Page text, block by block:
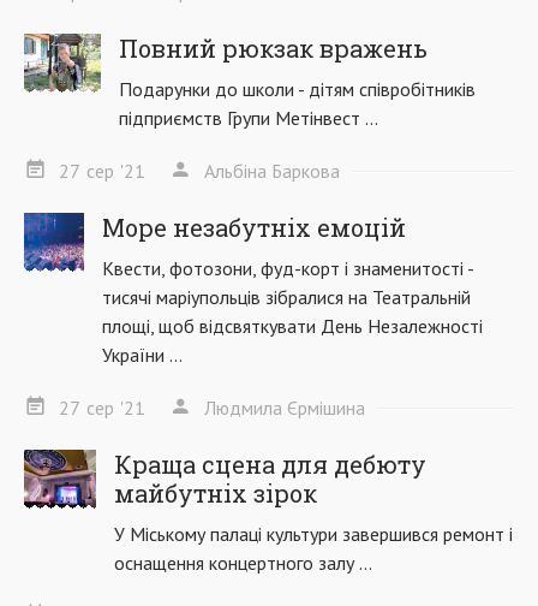
Повний рюкзак вражень
Подарунки до школи - дітям співробітників
підприємств Групи Метінвест ...
27 сер '21 Альбіна Баркова
Море незабутніх емоцій
Квести, фотозони, фуд-корт і знаменитості -
тисячі маріупольців зібралися на Театральній
площі, щоб відсвяткувати День Незалежності
України ...
27 сер '21 Людмила Єрмішина
Краща сцена для дебюту
майбутніх зірок
У Міському палаці культури завершився ремонт і
оснащення концертного залу ...